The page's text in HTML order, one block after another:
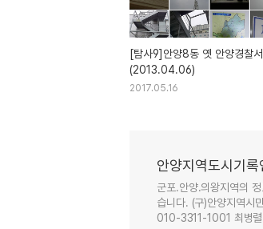
[탐사9]안양8동 옛 안양경찰
(2013.04.06)
2017.05.16
안양지역도시기록
군포.안양.의왕지역의
습니다. (구)안양지역
010-3311-1001 최병렬